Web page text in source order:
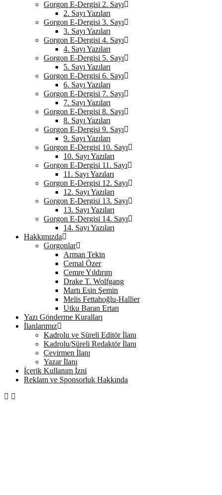
Gorgon E-Dergisi 2. Sayı
2. Sayı Yazıları
Gorgon E-Dergisi 3. Sayı
3. Sayı Yazıları
Gorgon E-Dergisi 4. Sayı
4. Sayı Yazıları
Gorgon E-Dergisi 5. Sayı
5. Sayı Yazıları
Gorgon E-Dergisi 6. Sayı
6. Sayı Yazıları
Gorgon E-Dergisi 7. Sayı
7. Sayı Yazıları
Gorgon E-Dergisi 8. Sayı
8. Sayı Yazıları
Gorgon E-Dergisi 9. Sayı
9. Sayı Yazıları
Gorgon E-Dergisi 10. Sayı
10. Sayı Yazıları
Gorgon E-Dergisi 11. Sayı
11. Sayı Yazıları
Gorgon E-Dergisi 12. Sayı
12. Sayı Yazıları
Gorgon E-Dergisi 13. Sayı
13. Sayı Yazıları
Gorgon E-Dergisi 14. Sayı
14. Sayı Yazıları
Hakkımızda
Gorgonlar
Arman Tekin
Cemal Özer
Cemre Yıldırım
Drake T. Wolfgang
Martı Esin Şemin
Melis Fettahoğlu-Hallier
Utku Baran Ertan
Yazı Gönderme Kuralları
İlanlarımız
Kadrolu ve Süreli Editör İlanı
Kadrolu/Süreli Redaktör İlanı
Çevirmen İlanı
Yazar İlanı
İçerik Kullanım İzni
Reklam ve Sponsorluk Hakkında